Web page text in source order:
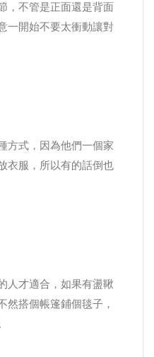
，不管是正面還是背面
一開始不要太衝動讓對
方式，因為他們一個家
衣服，所以有的話倒也
人才適合，如果有盪鞦
然搭個帳篷鋪個毯子，